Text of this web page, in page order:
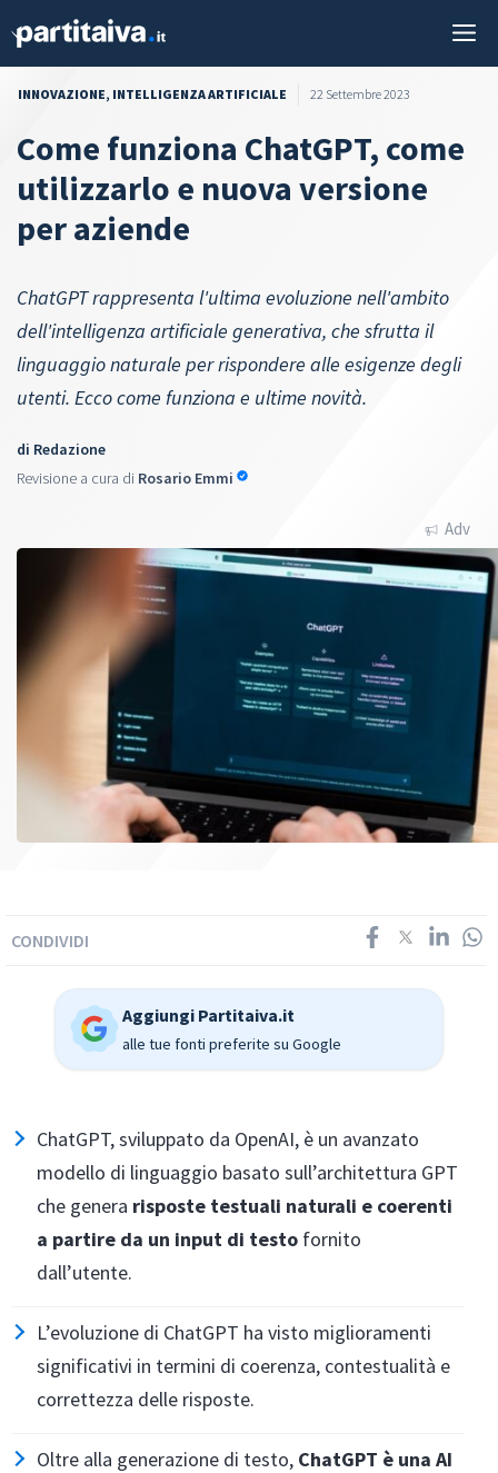
INNOVAZIONE, INTELLIGENZA ARTIFICIALE 22 Settembre 2023
Come funziona ChatGPT, come
utilizzarlo e nuova versione
per aziende
ChatGPT rappresenta l'ultima evoluzione nell'ambito
dell'intelligenza artificiale generativa, che sfrutta il
linguaggio naturale per rispondere alle esigenze degli
utenti. Ecco come funziona e ultime novità.
di Redazione
Revisione a cura di Rosario Emmi
Adv
CONDIVIDI
Aggiungi Partitaiva.it
alle tue fonti preferite su Google
ChatGPT, sviluppato da OpenAI, è un avanzato
modello di linguaggio basato sull’architettura GPT
che genera risposte testuali naturali e coerenti
a partire da un input di testo fornito
dall’utente.
L’evoluzione di ChatGPT ha visto miglioramenti
significativi in termini di coerenza, contestualità e
correttezza delle risposte.
Oltre alla generazione di testo, ChatGPT è una AI